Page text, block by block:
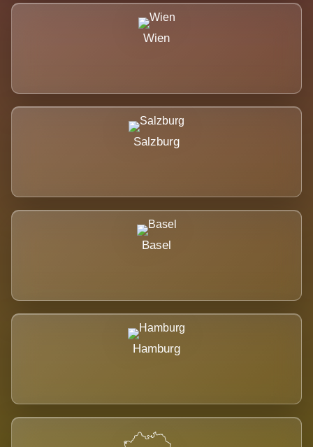
Wien
Salzburg
Basel
Hamburg